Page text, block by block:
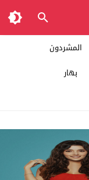
المشردون
بهار